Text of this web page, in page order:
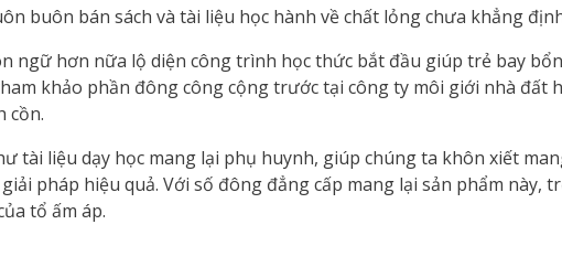
buôn bán sách và tài liệu học hành về chất lỏng chưa khẳng
ngữ hơn nữa lộ diện công trình học thức bắt đầu giúp trẻ bay
khảo phần đông công cộng trước tại công ty môi giới nhà đất
cồn.
tài liệu dạy học mang lại phụ huynh, giúp chúng ta khôn xiết
pháp hiệu quả. Với số đông đẳng cấp mang lại sản phẩm này,
tổ ấm áp.